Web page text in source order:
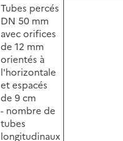
Tubes percés
DN 50 mm
avec orifices
de 12 mm
orientés à
l'horizontale
et espacés
de 9 cm
- nombre de
tubes
longitudinaux